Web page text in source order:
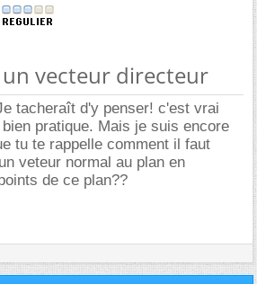
un vecteur directeur
tacheraît d'y penser! c'est vrai
pratique. Mais je suis encore
tu te rappelle comment il faut
veteur normal au plan en
de ce plan??